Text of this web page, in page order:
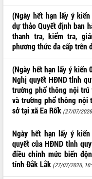
Minh
Lễ truy điệu và an táng hài cốt
tại Nghĩa trang Liệt sĩ xã Sơn Hòa
Bàn giải pháp tháo gỡ khó khăn
định EUDR
Thứ trưởng Bộ Nông nghiệp và
trường Nguyễn Hoàng Hiệp khảo
vùng trồng và doanh nghiệp đóng
sầu riêng tại Đắk Lắk
món ăn từ sầu riêng
Đắk Lắk công bố Quy hoạch và
tiến đầu tư tỉnh
Ngành cá ngừ Đắk Lắk chủ động
Hôm nay:
26887
Tất cả: 66112555
(Ngày hết hạn lấy ý
dự thảo Quyết định ban
thanh tra, kiểm tra,
phương thức đa cấp trên
(Ngày hết hạn lấy ý
Nghị quyết HĐND tỉnh
trường phổ thông nội
và trường phổ thông nội
sở tại xã Ea Rốk (27/07/
Ngày hết hạn lấy ý
quyết của HĐND tỉnh
điều chỉnh mức biến
tỉnh Đắk Lắk (27/07/2026,